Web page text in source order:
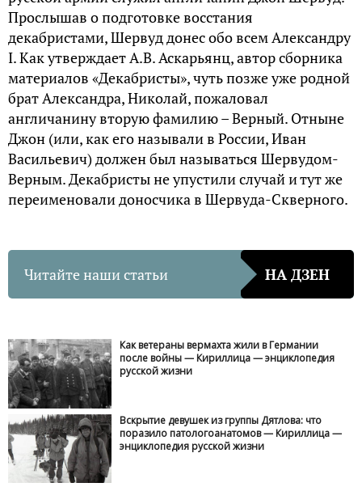
Прослышав о подготовке восстания
декабристами, Шервуд донес обо всем Александру
I. Как утверждает А.В. Аскарьянц, автор сборника
материалов «Декабристы», чуть позже уже родной
брат Александра, Николай, пожаловал
англичанину вторую фамилию – Верный. Отныне
Джон (или, как его называли в России, Иван
Васильевич) должен был называться Шервудом-
Верным. Декабристы не упустили случай и тут же
переименовали доносчика в Шервуда-Скверного.
Читайте наши статьи НА ДЗЕН
Как ветераны вермахта жили в Германии
после войны — Кириллица — энциклопедия
русской жизни
Вскрытие девушек из группы Дятлова: что
поразило патологоанатомов — Кириллица —
энциклопедия русской жизни